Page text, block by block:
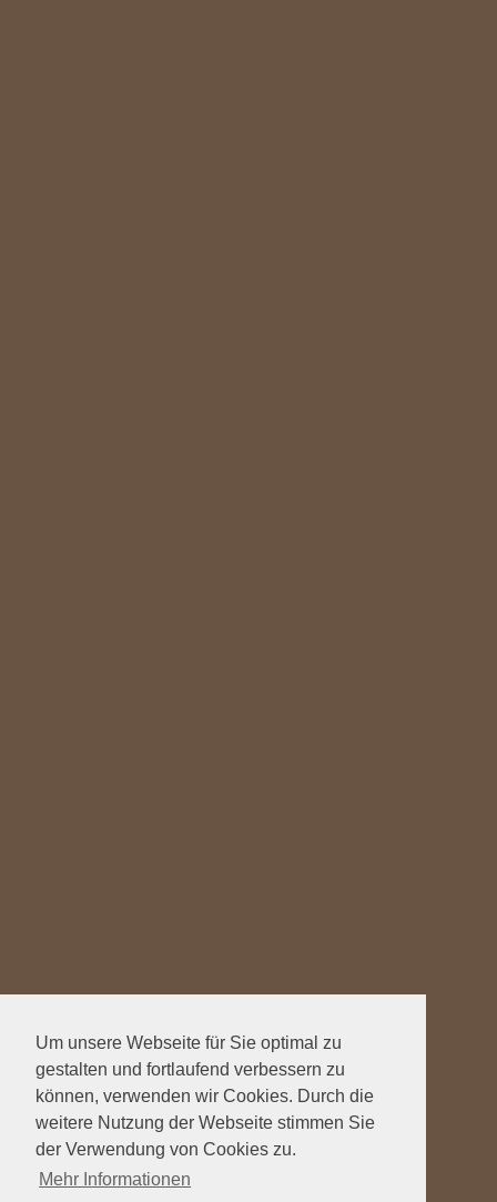
Um unsere Webseite für Sie optimal zu
gestalten und fortlaufend verbessern zu
können, verwenden wir Cookies. Durch die
weitere Nutzung der Webseite stimmen Sie
der Verwendung von Cookies zu.
Mehr Informationen